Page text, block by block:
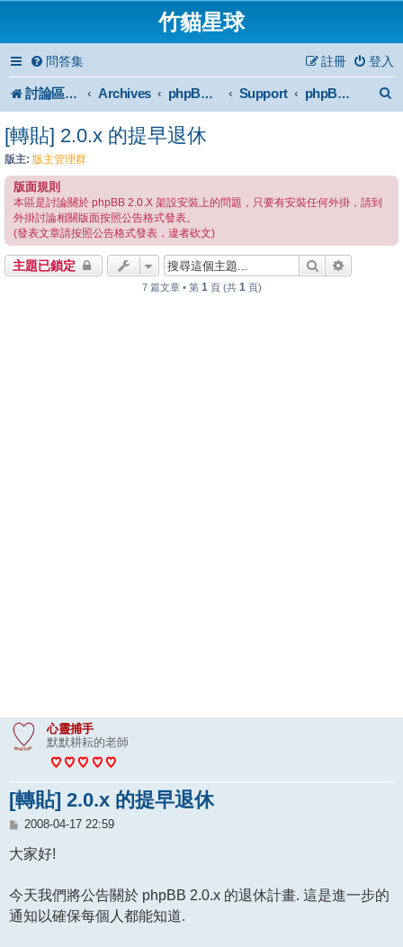
竹貓星球
問答集 登入
註冊
討論區首頁 Archives phpBB2 Forum Archive Support phpBB 2 安裝與使用
[轉貼] 2.0.x 的提早退休
版主: 版主管理群
版面規則
本區是討論關於 phpBB 2.0.X 架設安裝上的問題，只要有安裝任何外掛，請到
外掛討論相關版面按照公告格式發表。
(發表文章請按照公告格式發表，違者砍文)
主題已鎖定 搜尋
7 篇文章 • 第 1 頁 (共 1 頁)
心靈捕手
默默耕耘的老師
[轉貼] 2.0.x 的提早退休
文
2008-04-17 22:59
大家好!
今天我們將公告關於 phpBB 2.0.x 的退休計畫. 這是進一步的
通知以確保每個人都能知道.